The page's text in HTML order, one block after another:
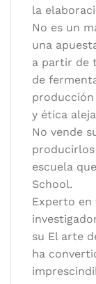
la
No es un
una
a partir de
de
producción
y ética
No vende
escuela
School.
Experto
su El arte
ha